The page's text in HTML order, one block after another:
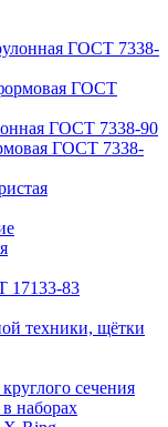
ГОСТ 7338-
ГОСТ
ГОСТ 7338-90
ГОСТ 7338-
17133-83
техники, щётки
сечения
наборах